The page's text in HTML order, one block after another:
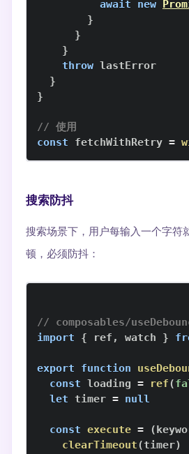
await new
}
}
}
throw
}
}
// 使用
const fetchWithRetry =
搜索防抖
搜索场景下，用户每输入一个字符
顿，必须防抖：
// composables/
import
{ ref , watch }
export function
const loading = ref(
let timer = null
const execute = (
clearTimeout(timer)